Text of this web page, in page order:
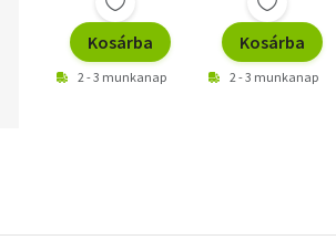
Kosárba
2 - 3 munkanap
Kosárba
2 - 3 munkanap